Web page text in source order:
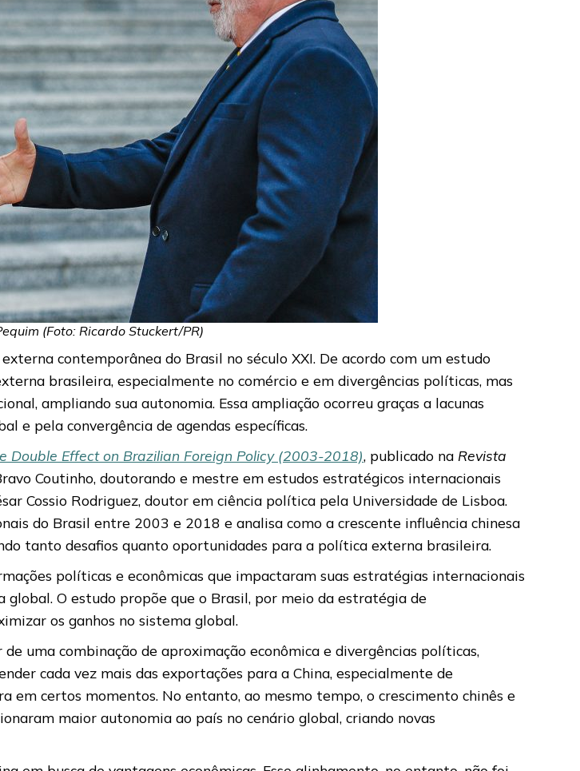
(Foto: Ricardo Stuckert/PR)
contemporânea do Brasil no século XXI. De acordo com um estudo
brasileira, especialmente no comércio e em divergências políticas, mas
ampliando sua autonomia. Essa ampliação ocorreu graças a lacunas
e pela convergência de agendas específicas.
Double Effect on Brazilian Foreign Policy (2003-2018), publicado na Revista
Coutinho, doutorando e mestre em estudos estratégicos internacionais
Cossio Rodriguez, doutor em ciência política pela Universidade de Lisboa.
do Brasil entre 2003 e 2018 e analisa como a crescente influência chinesa
tanto desafios quanto oportunidades para a política externa brasileira.
políticas e econômicas que impactaram suas estratégias internacionais
O estudo propõe que o Brasil, por meio da estratégia de
os ganhos no sistema global.
uma combinação de aproximação econômica e divergências políticas,
cada vez mais das exportações para a China, especialmente de
em certos momentos. No entanto, ao mesmo tempo, o crescimento chinês e
maior autonomia ao país no cenário global, criando novas